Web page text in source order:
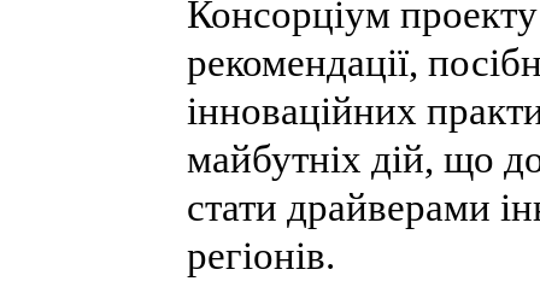
Консорціум
рекомендації,
інноваційних
майбутніх дій, що
стати драйверами
регіонів.